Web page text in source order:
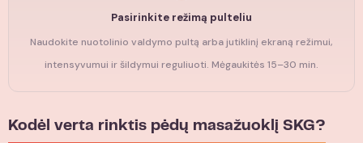
Pasirinkite režimą pulteliu
Naudokite nuotolinio valdymo pultą arba jutiklinį ekraną režimui,
intensyvumui ir šildymui reguliuoti. Mėgaukitės 15–30 min.
Kodėl verta rinktis pėdų masažuoklį SKG?